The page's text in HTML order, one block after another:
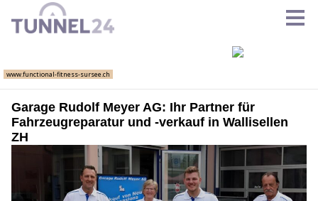
Garage Rudolf Meyer AG: Ihr Partner für
Fahrzeugreparatur und -verkauf in Wallisellen
ZH